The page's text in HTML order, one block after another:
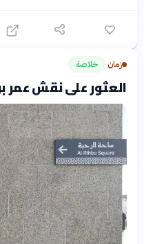
زمان› خلاصة
العثور على نقش عمر